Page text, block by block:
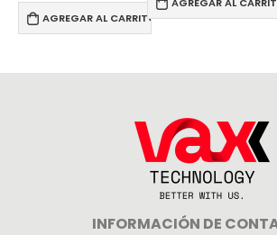
AGREGAR AL CARRITO
INFORMACIÓN DE